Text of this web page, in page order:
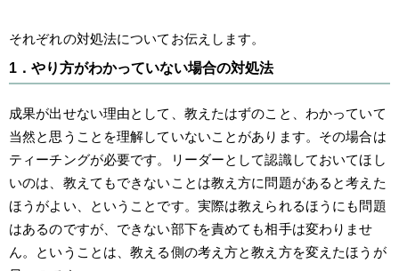
それぞれの対処法についてお伝えします。
1．やり方がわかっていない場合の対処法
成果が出せない理由として、教えたはずのこと、わかっていて
当然と思うことを理解していないことがあります。その場合は
ティーチングが必要です。リーダーとして認識しておいてほし
いのは、教えてもできないことは教え方に問題があると考えた
ほうがよい、ということです。実際は教えられるほうにも問題
はあるのですが、できない部下を責めても相手は変わりませ
ん。ということは、教える側の考え方と教え方を変えたほうが